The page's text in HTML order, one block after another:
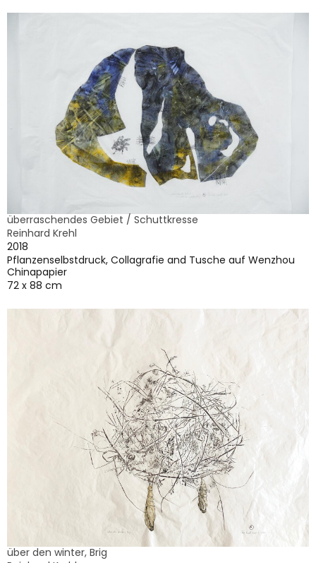
überraschendes Gebiet / Schuttkresse
Reinhard Krehl
2018
Pflanzenselbstdruck, Collagrafie and Tusche auf Wenzhou
Chinapapier
72 x 88 cm
über den winter, Brig